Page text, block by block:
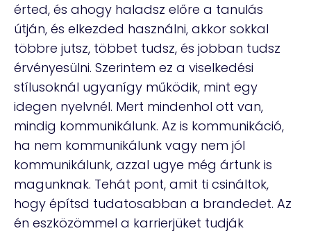
érted, és ahogy haladsz előre a tanulás
útján, és elkezded használni, akkor sokkal
többre jutsz, többet tudsz, és jobban tudsz
érvényesülni. Szerintem ez a viselkedési
stílusoknál ugyanígy működik, mint egy
idegen nyelvnél. Mert mindenhol ott van,
mindig kommunikálunk. Az is kommunikáció,
ha nem kommunikálunk vagy nem jól
kommunikálunk, azzal ugye még ártunk is
magunknak. Tehát pont, amit ti csináltok,
hogy építsd tudatosabban a brandedet. Az
én eszközömmel a karrierjüket tudják